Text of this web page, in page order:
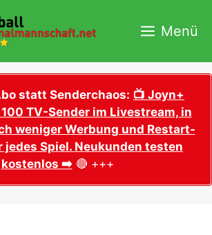
Menü
statt Senderchaos: 📺 Joyn+
TV-Sender im Livestream, in
weniger Werbung und Restart-
jedes Spiel. Neukunden testen
kostenlos ➡️🔴 +++